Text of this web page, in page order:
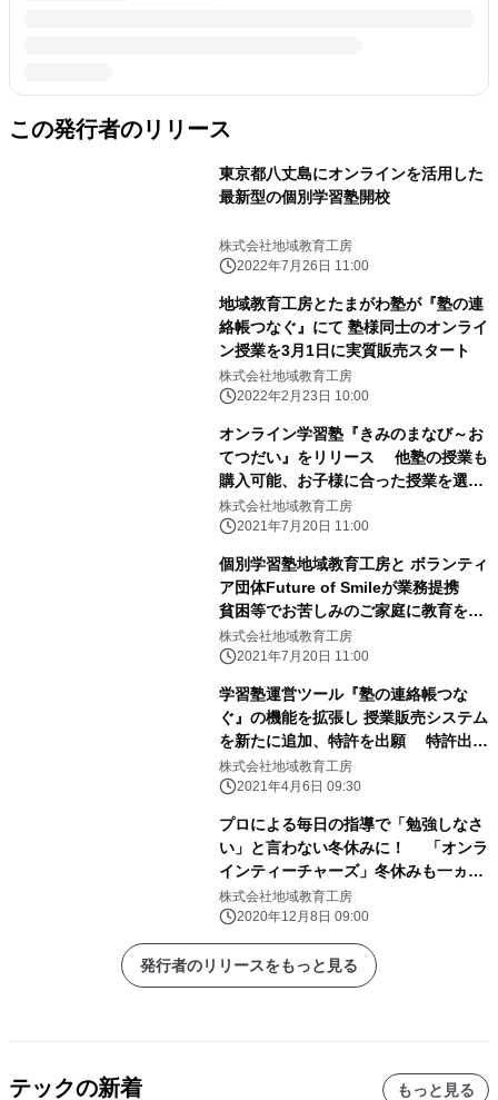
この発行者のリリース
東京都八丈島にオンラインを活用した
最新型の個別学習塾開校
株式会社地域教育工房
2022年7月26日 11:00
地域教育工房とたまがわ塾が『塾の連
絡帳つなぐ』にて 塾様同士のオンライ
ン授業を3月1日に実質販売スタート
株式会社地域教育工房
2022年2月23日 10:00
オンライン学習塾『きみのまなび～お
てつだい』をリリース 他塾の授業も
購入可能、お子様に合った授業を選択
できる
株式会社地域教育工房
2021年7月20日 11:00
個別学習塾地域教育工房と ボランティ
ア団体Future of Smileが業務提携
貧困等でお苦しみのご家庭に教育を提
供
株式会社地域教育工房
2021年7月20日 11:00
学習塾運営ツール『塾の連絡帳つな
ぐ』の機能を拡張し 授業販売システム
を新たに追加、特許を出願 特許出願
を記念し30教室限定で無料使用が可能
に
株式会社地域教育工房
2021年4月6日 09:30
プロによる毎日の指導で「勉強しなさ
い」と言わない冬休みに！ 「オンラ
インティーチャーズ」冬休みも一ヵ月
無料指導
株式会社地域教育工房
2020年12月8日 09:00
発行者のリリースをもっと見る
テックの新着 もっと見る